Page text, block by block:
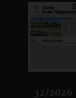
32/2026